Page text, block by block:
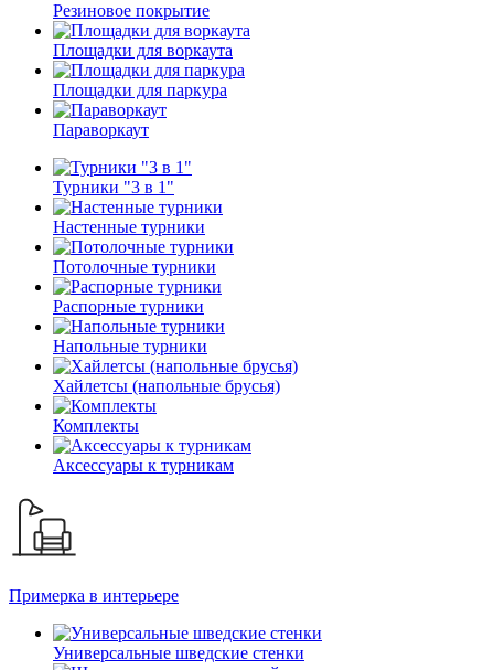
Резиновое покрытие
Площадки для воркаута
Площадки для паркура
Параворкаут
Турники "3 в 1"
Настенные турники
Потолочные турники
Распорные турники
Напольные турники
Хайлетсы (напольные брусья)
Комплекты
Аксессуары к турникам
Примерка в интерьере
Универсальные шведские стенки